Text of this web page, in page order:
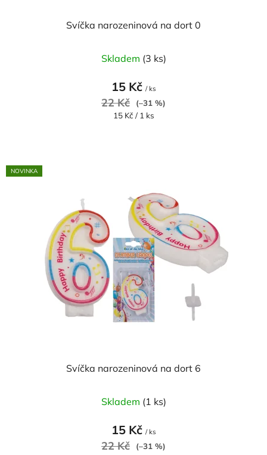
Svíčka narozeninová na dort 0
Skladem (3 ks)
15 Kč / ks
22 Kč
(–31 %)
Měrná
15 Kč / 1 ks
NOVINKA
Svíčka narozeninová na dort 6
Skladem (1 ks)
15 Kč / ks
22 Kč
(–31 %)